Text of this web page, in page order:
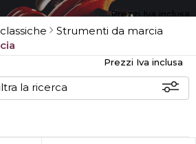
Prezzi Iva inclusa
Strumenti da marcia
Prezzi Iva inclusa
la ricerca